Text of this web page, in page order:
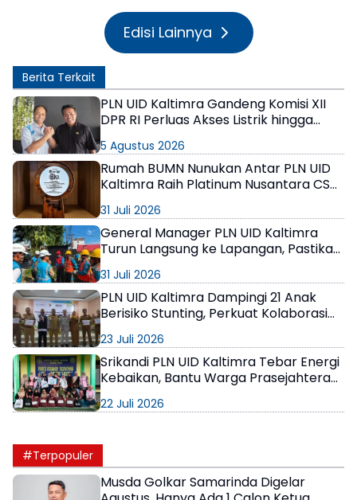
Edisi Lainnya
Berita Terkait
PLN UID Kaltimra Gandeng Komisi XII
DPR RI Perluas Akses Listrik hingga
5 Agustus 2026
Rumah BUMN Nunukan Antar PLN UID
Kaltimra Raih Platinum Nusantara CSR
Tembus Pasar Global
31 Juli 2026
General Manager PLN UID Kaltimra
Turun Langsung ke Lapangan, Pastikan
Utama
31 Juli 2026
PLN UID Kaltimra Dampingi 21 Anak
Berisiko Stunting, Perkuat Kolaborasi
23 Juli 2026
Srikandi PLN UID Kaltimra Tebar Energi
Kebaikan, Bantu Warga Prasejahtera
22 Juli 2026
#Terpopuler
Musda Golkar Samarinda Digelar